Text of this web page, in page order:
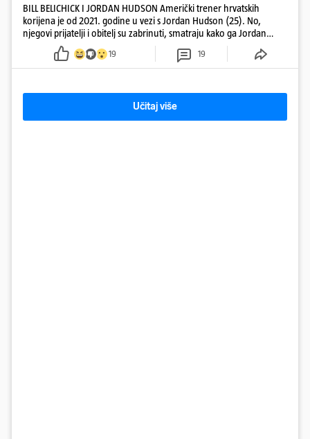
BILL BELICHICK I JORDAN HUDSON Američki trener hrvatskih
korijena je od 2021. godine u vezi s Jordan Hudson (25). No,
njegovi prijatelji i obitelj su zabrinuti, smatraju kako ga Jordan
kontrolira
19 19
Učitaj više